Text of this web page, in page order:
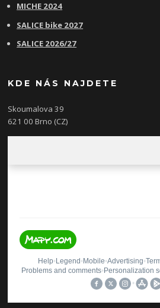
MICHE 2024
SALICE bike 2027
SALICE 2026/27
KDE NÁS NAJDETE
Skoumalova 39
621 00 Brno (CZ)